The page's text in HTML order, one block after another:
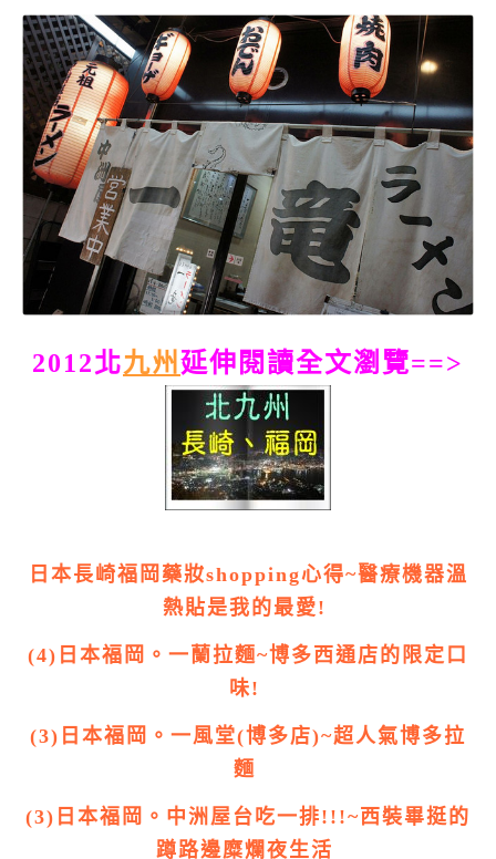
2012北九州 延伸閱讀全文瀏覽==>
日本長崎福岡藥妝shopping心得~醫療機器溫
熱貼是我的最愛!
(4)日本福岡。一蘭拉麵~博多西通店的限定口
味!
(3)日本福岡。一風堂(博多店)~超人氣博多拉
麵
(3)日本福岡。中洲屋台吃一排!!!~西裝畢挺的
蹲路邊糜爛夜生活